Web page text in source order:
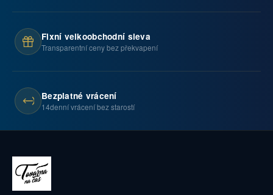
Fixní velkoobchodní sleva
Transparentní ceny bez překvapení
Bezplatné vrácení
14denní vrácení bez starostí